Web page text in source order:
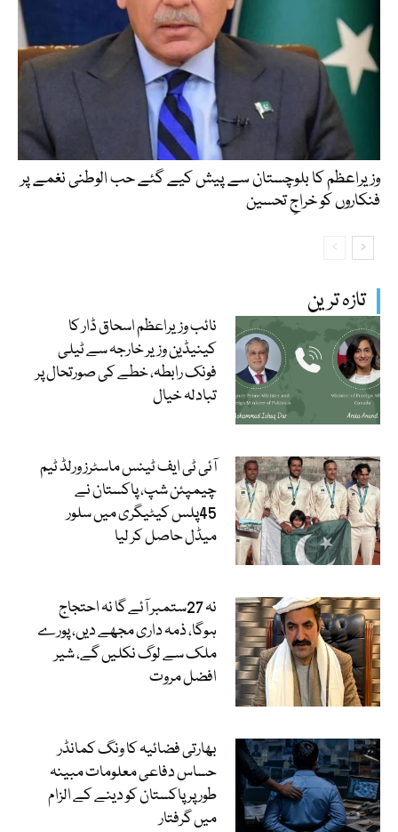
تازہ ترین
نائب وزیراعظم اسحاق ڈار کا
کینیڈین وزیر خارجہ سے ٹیلی
فونک رابطہ، خطے کی صورتحال پر
تبادلہ خیال
آئی ٹی ایف ٹینس ماسٹرز ورلڈ ٹیم
چیمپئن شپ، پاکستان نے
45پلس کیٹیگری میں سلور
میڈل حاصل کر لیا
نہ 27ستمبر آئے گا نہ احتجاج
ہوگا، ذمہ داری مجھے دیں، پورے
ملک سے لوگ نکلیں گے، شیر
افضل مروت
بھارتی فضائیہ کا ونگ کمانڈر
حساس دفاعی معلومات مبینہ
طور پر پاکستان کو دینے کے الزام
میں گرفتار
وزیراعظم کا بلوچستان سے پیش کیے گئے حب الوطنی نغمے پر
فنکاروں کو خراجِ تحسین